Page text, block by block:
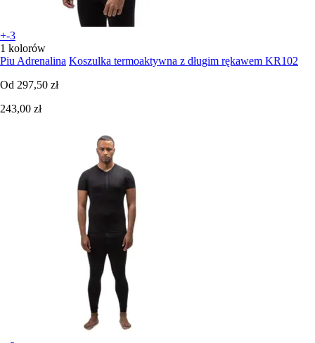
+-3
1 kolorów
Piu Adrenalina Koszulka termoaktywna z długim rękawem KR102
Od 297,50 zł
243,00 zł